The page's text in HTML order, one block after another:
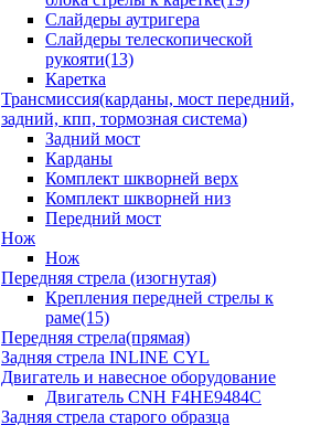
Слайдеры аутригера
Слайдеры телескопической
рукояти(13)
Каретка
Трансмиссия(карданы, мост передний,
задний, кпп, тормозная система)
Задний мост
Карданы
Комплект шкворней верх
Комплект шкворней низ
Передний мост
Нож
Нож
Передняя стрела (изогнутая)
Крепления передней стрелы к
раме(15)
Передняя стрела(прямая)
Задняя стрела INLINE CYL
Двигатель и навесное оборудование
Двигатель CNH F4HE9484C
Задняя стрела старого образца